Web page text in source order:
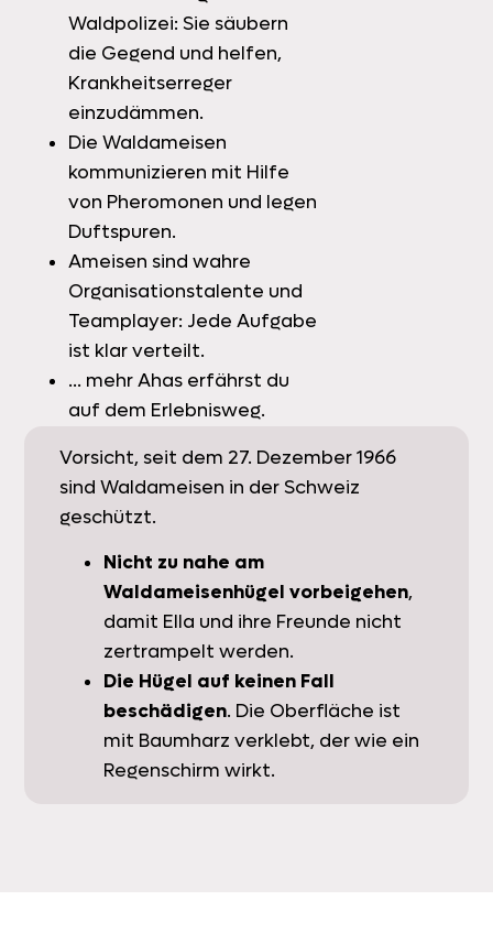
Waldpolizei: Sie säubern
die Gegend und helfen,
Krankheitserreger
einzudämmen.
Die Waldameisen
kommunizieren mit Hilfe
von Pheromonen und legen
Duftspuren.
Ameisen sind wahre
Organisationstalente und
Teamplayer: Jede Aufgabe
ist klar verteilt.
… mehr Ahas erfährst du
auf dem Erlebnisweg.
Vorsicht, seit dem 27. Dezember 1966
sind Waldameisen in der Schweiz
geschützt.
Nicht zu nahe am
Waldameisenhügel vorbeigehen,
damit Ella und ihre Freunde nicht
zertrampelt werden.
Die Hügel auf keinen Fall
beschädigen. Die Oberfläche ist
mit Baumharz verklebt, der wie ein
Regenschirm wirkt.